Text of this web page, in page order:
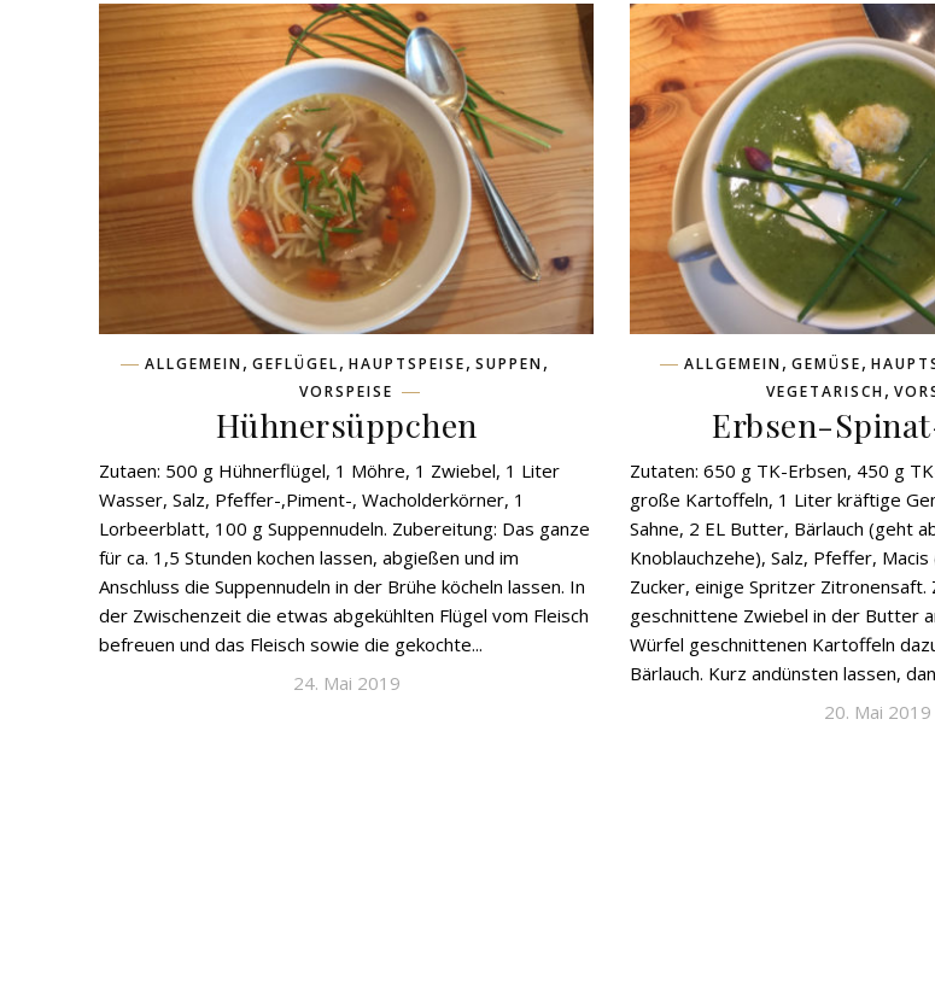
ALLGEMEIN, GEFLÜGEL, HAUPTSPEISE, SUPPEN,
VORSPEISE
Hühnersüppchen
Zutaen: 500 g Hühnerflügel, 1 Möhre, 1 Zwiebel, 1 Liter
Wasser, Salz, Pfeffer-,Piment-, Wacholderkörner, 1
Lorbeerblatt, 100 g Suppennudeln. Zubereitung: Das ganze
für ca. 1,5 Stunden kochen lassen, abgießen und im
Anschluss die Suppennudeln in der Brühe köcheln lassen. In
der Zwischenzeit die etwas abgekühlten Flügel vom Fleisch
befreuen und das Fleisch sowie die gekochte...
24. Mai 2019
ALLGEMEIN, GEMÜSE,
VEGETARISCH,
Erbsen-
Zutaten: 650 g TK-Erbsen, 450 g
große Kartoffeln, 1 Liter kräftige
Sahne, 2 EL Butter, Bärlauch (geht
Knoblauchzehe), Salz, Pfeffer,
Zucker, einige Spritzer Zitronensaft.
geschnittene Zwiebel in der Butter
Würfel geschnittenen Kartoffeln
Bärlauch. Kurz andünsten lassen,
20. Mai 2019